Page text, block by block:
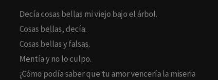
Decía cosas bellas mi viejo bajo el árbol.
Cosas bellas, decía.
Cosas bellas y falsas.
Mentía y no lo culpo.
¿Cómo podía saber que tu amor vencería la miseria